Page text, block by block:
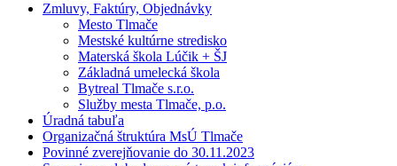
Zmluvy, Faktúry, Objednávky
Mesto Tlmače
Mestské kultúrne stredisko
Materská škola Lúčik + ŠJ
Základná umelecká škola
Bytreal Tlmače s.r.o.
Služby mesta Tlmače, p.o.
Úradná tabuľa
Organizačná štruktúra MsÚ Tlmače
Povinné zverejňovanie do 30.11.2023